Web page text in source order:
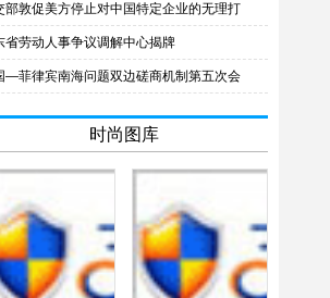
部敦促美方停止对中国特定企业的无理打
省劳动人事争议调解中心揭牌
—菲律宾南海问题双边磋商机制第五次会
时尚图库